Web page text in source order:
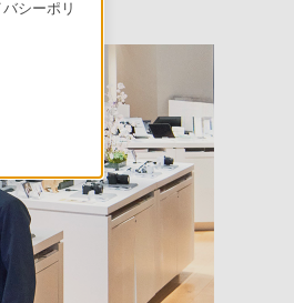
シーポリ